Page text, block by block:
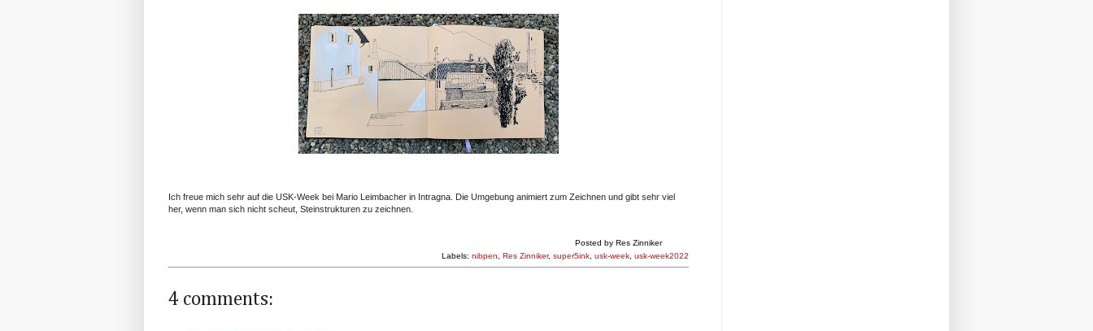
Ich freue mich sehr auf die USK-Week bei Mario Leimbacher in Intragna. Die Umgebung animiert zum Zeichnen und gibt sehr viel
her, wenn man sich nicht scheut, Steinstrukturen zu zeichnen.
Posted by Res Zinniker
Labels: nibpen Res Zinniker, super5ink usk-week usk-week2022
4 comments: